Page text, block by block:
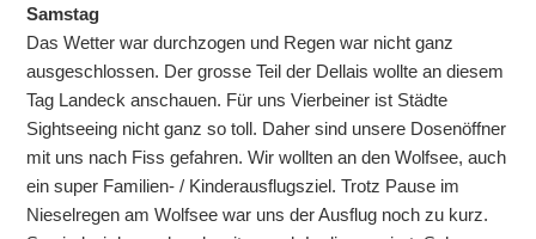
Samstag
Das Wetter war durchzogen und Regen war nicht ganz
ausgeschlossen. Der grosse Teil der Dellais wollte an diesem
Tag Landeck anschauen. Für uns Vierbeiner ist Städte
Sightseeing nicht ganz so toll. Daher sind unsere Dosenöffner
mit uns nach Fiss gefahren. Wir wollten an den Wolfsee, auch
ein super Familien- / Kinderausflugsziel. Trotz Pause im
Nieselregen am Wolfsee war uns der Ausflug noch zu kurz.